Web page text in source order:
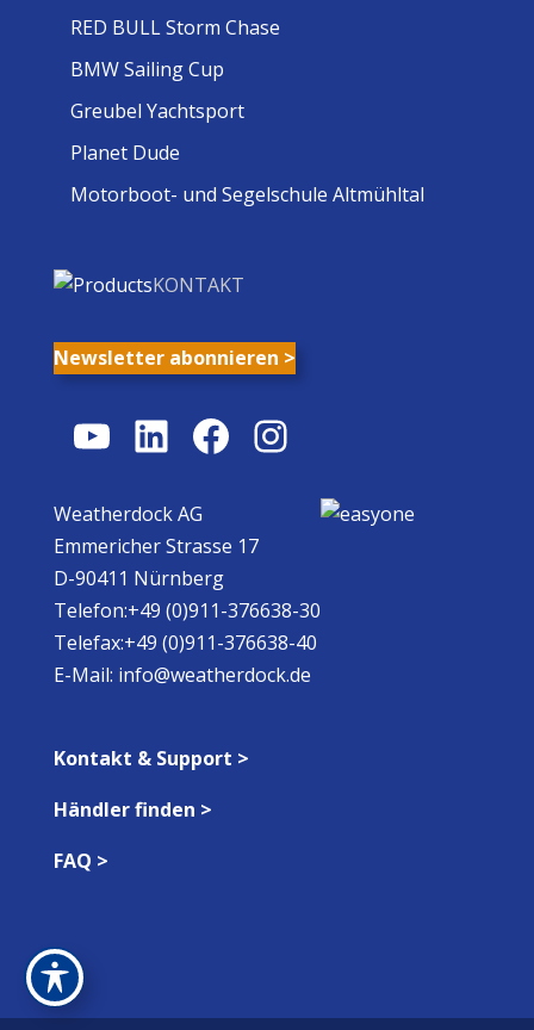
RED BULL Storm Chase
BMW Sailing Cup
Greubel Yachtsport
Planet Dude
Motorboot- und Segelschule Altmühltal
KONTAKT
Newsletter abonnieren >
YouTube
LinkedIn
Facebook
Instagram
Weatherdock AG
Emmericher Strasse 17
D-90411 Nürnberg
Telefon:+49 (0)911-376638-30
Telefax:+49 (0)911-376638-40
E-Mail: info@weatherdock.de
Kontakt & Support >
Händler finden >
FAQ >